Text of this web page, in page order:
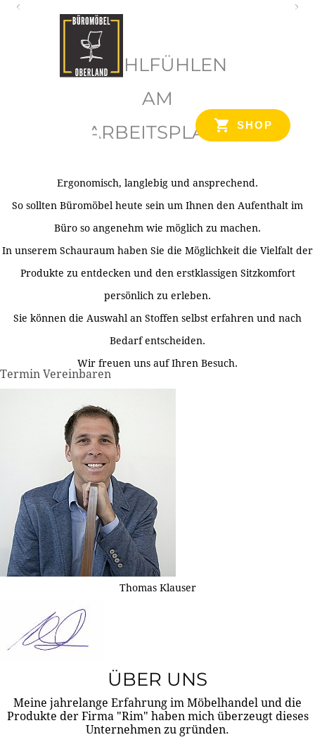
SHOP
WOHLFÜHLEN
AM
ARBEITSPLATZ
Ergonomisch, langlebig und ansprechend.
So sollten Büromöbel heute sein um Ihnen den Aufenthalt im
Büro so angenehm wie möglich zu machen.
In unserem Schauraum haben Sie die Möglichkeit die Vielfalt der
Produkte zu entdecken und den erstklassigen Sitzkomfort
persönlich zu erleben.
Sie können die Auswahl an Stoffen selbst erfahren und nach
Bedarf entscheiden.
Wir freuen uns auf Ihren Besuch.
Termin Vereinbaren
Thomas Klauser
ÜBER UNS
Meine jahrelange Erfahrung im Möbelhandel und die
Produkte der Firma "Rim" haben mich überzeugt dieses
Unternehmen zu gründen.